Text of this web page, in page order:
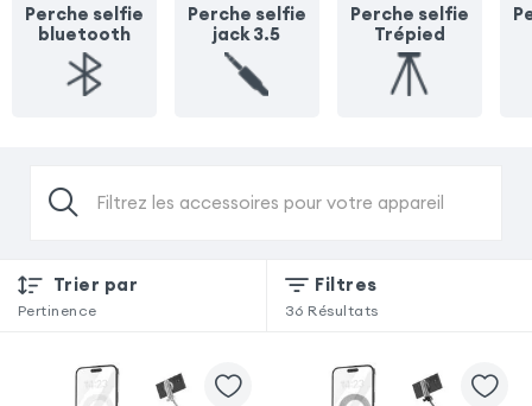
Perche selfie
bluetooth
Perche selfie
jack 3.5
Perche selfie
Trépied
Filtrez les accessoires pour votre appareil
Trier par
Pertinence
Filtres
36 Résultats